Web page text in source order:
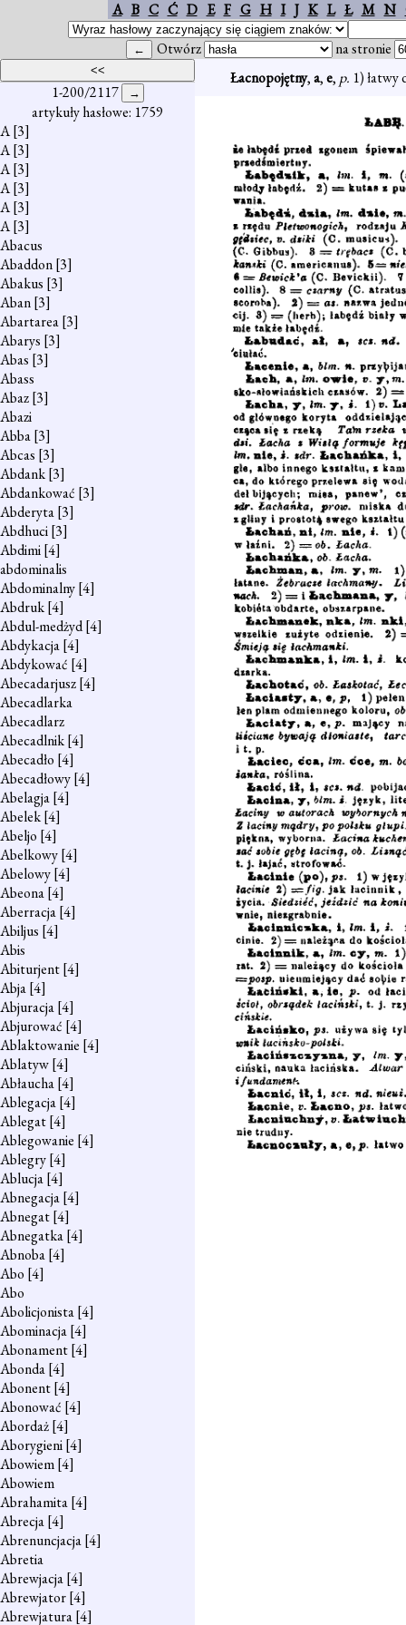
A B C Ć D E F G H I J K L Ł M N
Otwórz na stronie
1-200/2117
artykuły hasłowe: 1759
A[3]
A[3]
A[3]
A[3]
A[3]
A[3]
Abacus
Abaddon[3]
Abakus [3]
Aban[3]
Abartarea[3]
Abarys [3]
Abas [3]
Abass
Abaz[3]
Abazi
Abba[3]
Abcas [3]
Abdank[3]
Abdankować [3]
Abderyta[3]
Abdhuci[3]
Abdimi[4]
abdominalis
Abdominalny[4]
Abdruk[4]
Abdul-medżyd[4]
Abdykacja[4]
Abdykować [4]
Abecadarjusz[4]
Abecadlarka
Abecadlarz
Abecadlnik[4]
Abecadło [4]
Abecadłowy[4]
Abelagja[4]
Abelek[4]
Abeljo [4]
Abelkowy[4]
Abelowy[4]
Abeona[4]
Aberracja[4]
Abiljus [4]
Abis
Abiturjent[4]
Abja[4]
Abjuracja[4]
Abjurować [4]
Ablaktowanie [4]
Ablatyw[4]
Abłaucha[4]
Ablegacja[4]
Ablegat[4]
Ablegowanie [4]
Ablegry[4]
Ablucja[4]
Abnegacja[4]
Abnegat[4]
Abnegatka[4]
Abnoba[4]
Abo [4]
Abo
Abolicjonista[4]
Abominacja[4]
Abonament[4]
Abonda[4]
Abonent[4]
Abonować [4]
Abordaż[4]
Aborygieni[4]
Abowiem[4]
Abowiem
Abrahamita[4]
Abrecja[4]
Abrenuncjacja[4]
Abretia
Abrewjacja[4]
Abrewjator[4]
Abrewjatura[4]
Łacnopojętny,a,e, p. 1) łatwy